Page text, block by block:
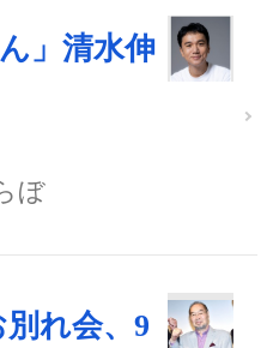
」清水伸
ぼ
れ会、9